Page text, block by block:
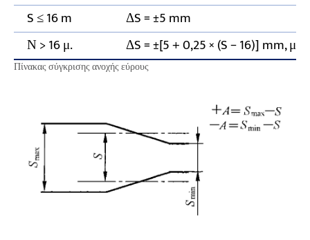
S ≤ 16 m
ΔS = ±5 mm
Ν > 16 μ.
ΔS = ±[5 + 0,25 × (S − 16)] mm,
Πίνακας σύγκρισης ανοχής εύρους